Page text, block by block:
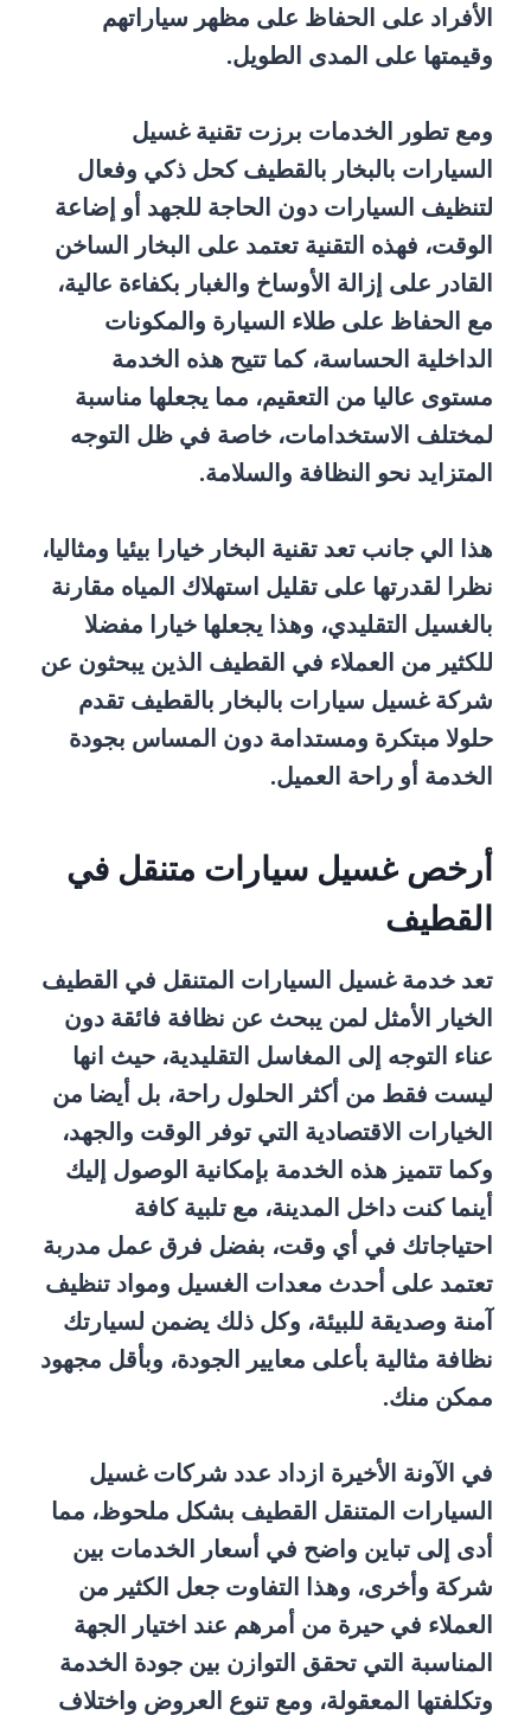
الأفراد على الحفاظ على مظهر سياراتهم
وقيمتها على المدى الطويل.
ومع تطور الخدمات برزت تقنية غسيل
السيارات بالبخار بالقطيف كحل ذكي وفعال
لتنظيف السيارات دون الحاجة للجهد أو إضاعة
الوقت، فهذه التقنية تعتمد على البخار الساخن
القادر على إزالة الأوساخ والغبار بكفاءة عالية،
مع الحفاظ على طلاء السيارة والمكونات
الداخلية الحساسة، كما تتيح هذه الخدمة
مستوى عاليا من التعقيم، مما يجعلها مناسبة
لمختلف الاستخدامات، خاصة في ظل التوجه
المتزايد نحو النظافة والسلامة.
هذا الي جانب تعد تقنية البخار خيارا بيئيا ومثاليا،
نظرا لقدرتها على تقليل استهلاك المياه مقارنة
بالغسيل التقليدي، وهذا يجعلها خيارا مفضلا
للكثير من العملاء في القطيف الذين يبحثون عن
شركة غسيل سيارات بالبخار بالقطيف تقدم
حلولا مبتكرة ومستدامة دون المساس بجودة
الخدمة أو راحة العميل.
أرخص غسيل سيارات متنقل في
القطيف
تعد خدمة غسيل السيارات المتنقل في القطيف
الخيار الأمثل لمن يبحث عن نظافة فائقة دون
عناء التوجه إلى المغاسل التقليدية، حيث انها
ليست فقط من أكثر الحلول راحة، بل أيضا من
الخيارات الاقتصادية التي توفر الوقت والجهد،
وكما تتميز هذه الخدمة بإمكانية الوصول إليك
أينما كنت داخل المدينة، مع تلبية كافة
احتياجاتك في أي وقت، بفضل فرق عمل مدربة
تعتمد على أحدث معدات الغسيل ومواد تنظيف
آمنة وصديقة للبيئة، وكل ذلك يضمن لسيارتك
نظافة مثالية بأعلى معايير الجودة، وبأقل مجهود
ممكن منك.
في الآونة الأخيرة ازداد عدد شركات غسيل
السيارات المتنقل القطيف بشكل ملحوظ، مما
أدى إلى تباين واضح في أسعار الخدمات بين
شركة وأخرى، وهذا التفاوت جعل الكثير من
العملاء في حيرة من أمرهم عند اختيار الجهة
المناسبة التي تحقق التوازن بين جودة الخدمة
وتكلفتها المعقولة، ومع تنوع العروض واختلاف